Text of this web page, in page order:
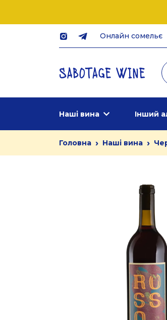
Онлайн сомельє
Наші вина Інший
Головна › Наші вина ›